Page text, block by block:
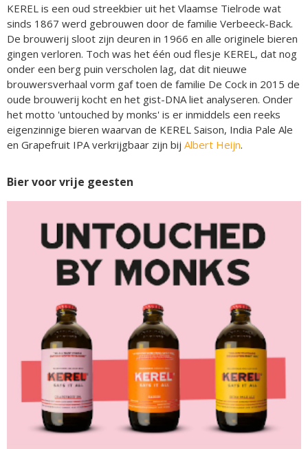
KEREL is een oud streekbier uit het Vlaamse Tielrode wat
sinds 1867 werd gebrouwen door de familie Verbeeck-Back.
De brouwerij sloot zijn deuren in 1966 en alle originele bieren
gingen verloren. Toch was het één oud flesje KEREL, dat nog
onder een berg puin verscholen lag, dat dit nieuwe
brouwersverhaal vorm gaf toen de familie De Cock in 2015 de
oude brouwerij kocht en het gist-DNA liet analyseren. Onder
het motto 'untouched by monks' is er inmiddels een reeks
eigenzinnige bieren waarvan de KEREL Saison, India Pale Ale
en Grapefruit IPA verkrijgbaar zijn bij Albert Heijn.
Bier voor vrije geesten